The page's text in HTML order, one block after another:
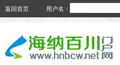
返回首页 用户名：